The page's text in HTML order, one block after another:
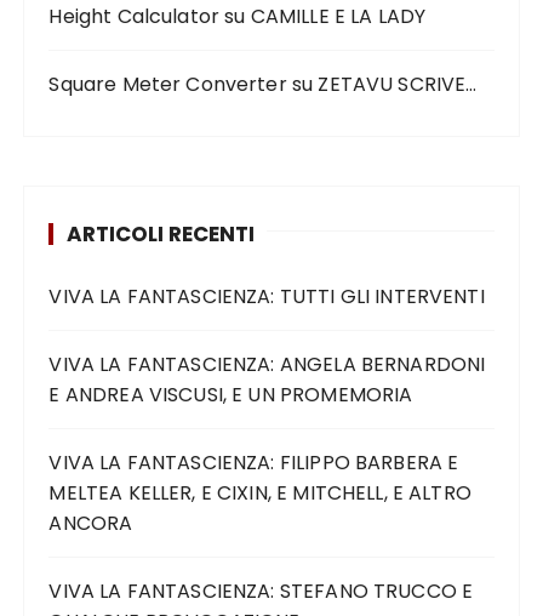
Height Calculatorsu CAMILLE E LA LADY
Square Meter Convertersu ZETAVU SCRIVE…
ARTICOLI RECENTI
VIVA LA FANTASCIENZA: TUTTI GLI INTERVENTI
VIVA LA FANTASCIENZA: ANGELA BERNARDONI
E ANDREA VISCUSI, E UN PROMEMORIA
VIVA LA FANTASCIENZA: FILIPPO BARBERA E
MELTEA KELLER, E CIXIN, E MITCHELL, E ALTRO
ANCORA
VIVA LA FANTASCIENZA: STEFANO TRUCCO E